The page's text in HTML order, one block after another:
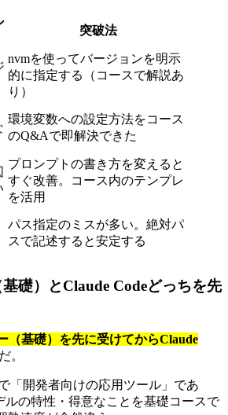
突破法
nvmを使ってバージョンを明示
的に指定する（コースで解説あ
り）
環境変数への設定方法をコース
のQ&Aで即解決できた
プロンプトの書き方を変えると
すぐ改善。コース内のテンプレ
を活用
パス指定のミスが多い。絶対パ
スで記述すると安定する
礎）とClaude Codeどっちを先
（基礎）を先に受けてからClaude
。
「開発者向けの応用ツール」であ
ルの特性・得意なことを基礎コースで